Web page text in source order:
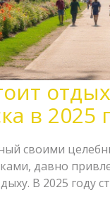
в 2025
своими
давно
В 2025 году